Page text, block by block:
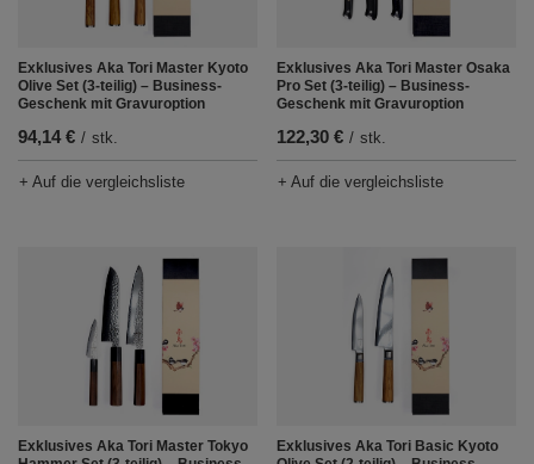
Exklusives Aka Tori Master Kyoto
Olive Set (3-teilig) – Business-
Geschenk mit Gravuroption
94,14 € / stk.
+ Auf die vergleichsliste
Exklusives Aka Tori Master Osaka
Pro Set (3-teilig) – Business-
Geschenk mit Gravuroption
122,30 € / stk.
+ Auf die vergleichsliste
Exklusives Aka Tori Master Tokyo
Exklusives Aka Tori Basic Kyoto